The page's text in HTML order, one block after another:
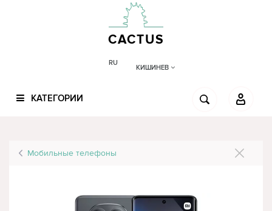
CACTUS
RU
КИШИНЕВ
КАТЕГОРИИ
Мобильные телефоны